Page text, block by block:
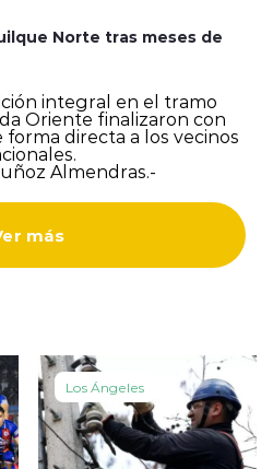
Norte tras meses de
integral en el tramo
Oriente finalizaron con
directa a los vecinos
Almendras.-
más
Los Ángeles